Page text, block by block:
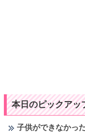
本日のピックアッ
子供ができなかっ